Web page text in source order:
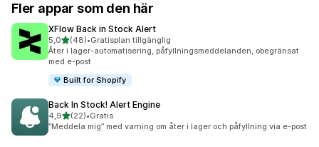
Fler appar som den här
XFlow Back in Stock Alert
5,0av 5 stjärnor
(48)
48 recensioner totalt
•Gratisplan tillgänglig
Åter i lager-automatisering, påfyllningsmeddelanden, obegränsat
med e-post
Built for Shopify
Back In Stock! Alert Engine
4,9av 5 stjärnor
(22)
22 recensioner totalt
•Gratis
”Meddela mig” med varning om åter i lager och påfyllning via e-post